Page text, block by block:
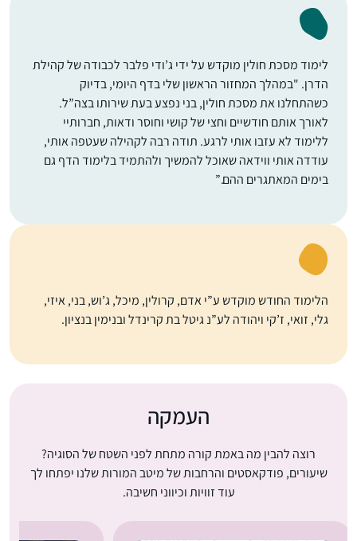
לימוד מסכת חולין מוקדש על ידי ג’ודי פלבר לכבודה של קהילת
הדרן. "במהלך המחזור הראשון שלי בדף היומי, בדיוק
כשהתחלנו את מסכת חולין, בני נפצע בעת שירותו בצה”ל.
לאורך אותם חודשיים וחצי של קושי וחוסר ודאות, חברותיי
ללימוד לא עזבו אותי לרגע. תודה רבה לקהילה שעטפה אותי,
עודדה אותי ווידאה שאוכל להמשיך ולהתמיד בלימוד הדף גם
בימים המאתגרים ההם.”
הלימוד החודש מוקדש ע”י אדם, קרולין, מיכל, ג’וש, בני, איזי,
גלי, זואי, ז’קי ויהודה לע”נ גיטל בת קרינדל ובנימין בנציון.
העמקה
רוצה להבין מה באמת קורה מתחת לפני השטח של הסוגיה?
שיעורים, פודקאסטים והרחבות של מיטב המורות שלנו יפתחו לך
עוד זוויות וכיווני חשיבה.